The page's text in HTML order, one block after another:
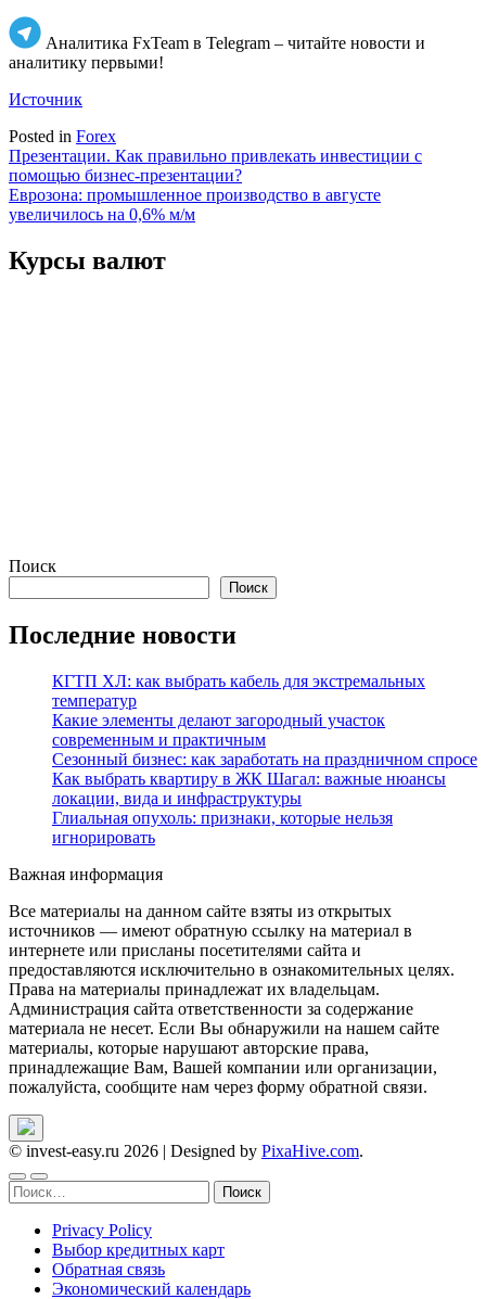
Аналитика FxTeam в Telegram – читайте новости и
аналитику первыми!
Источник
Posted in Forex
Навигация
по
записям
Презентации. Как правильно привлекать инвестиции с
помощью бизнес-презентации?
Еврозона: промышленное производство в августе
увеличилось на 0,6% м/м
Курсы валют
Поиск
Поиск
Последние новости
КГТП ХЛ: как выбрать кабель для экстремальных
температур
Какие элементы делают загородный участок
современным и практичным
Сезонный бизнес: как заработать на праздничном спросе
Как выбрать квартиру в ЖК Шагал: важные нюансы
локации, вида и инфраструктуры
Глиальная опухоль: признаки, которые нельзя
игнорировать
Важная информация
Все материалы на данном сайте взяты из открытых
источников — имеют обратную ссылку на материал в
интернете или присланы посетителями сайта и
предоставляются исключительно в ознакомительных целях.
Права на материалы принадлежат их владельцам.
Администрация сайта ответственности за содержание
материала не несет. Если Вы обнаружили на нашем сайте
материалы, которые нарушают авторские права,
принадлежащие Вам, Вашей компании или организации,
пожалуйста, сообщите нам через форму обратной связи.
© invest-easy.ru 2026 | Designed by PixaHive.com.
Найти:
Privacy Policy
Выбор кредитных карт
Обратная связь
Экономический календарь